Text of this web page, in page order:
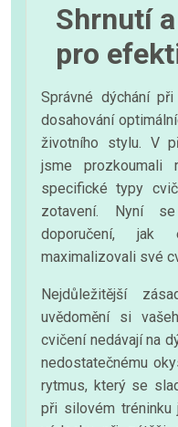
Shrnutí
pro
Správné dýchání
dosahování
životního stylu. V
jsme prozkoumali
specifické typy
zotavení. Nyní
doporučení, jak
maximalizovali své
Nejdůležitější
uvědomění si
cvičení nedávají na
nedostatečnému
rytmus, který se
při silovém tréninku